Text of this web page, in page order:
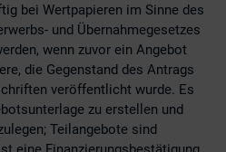
bei Wertpapieren im Sinne des
und Übernahmegesetzes
wenn zuvor ein Angebot
die Gegenstand des Antrags
veröffentlicht wurde. Es
zu erstellen und
Teilangebote sind